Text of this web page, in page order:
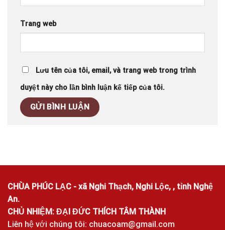
Trang web
Lưu tên của tôi, email, và trang web trong trình
duyệt này cho lần bình luận kế tiếp của tôi.
CHÙA PHÚC LẠC - xã Nghi Thạch, Nghi Lộc, , tỉnh Nghệ
An.
CHỦ NHIỆM: ĐẠI ĐỨC THÍCH TÂM THÀNH
Liên hệ với chúng tôi: chuacoam@gmail.com